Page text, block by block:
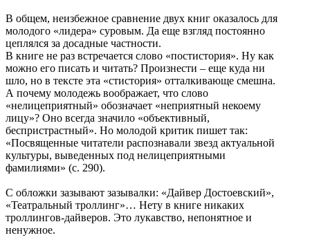
В общем, неизбежное сравнение двух книг оказалось для
молодого «лидера» суровым. Да еще взгляд постоянно
цеплялся за досадные частности.
В книге не раз встречается слово «постистория». Ну как
можно его писать и читать? Произнести – еще куда ни
шло, но в тексте эта «стистория» отталкивающе смешна.
А почему молодежь воображает, что слово
«нелицеприятный» обозначает «неприятный некоему
лицу»? Оно всегда значило «объективный,
беспристрастный». Но молодой критик пишет так:
«Посвященные читатели распознавали звезд актуальной
культуры, выведенных под нелицеприятными
фамилиями» (с. 290).
С обложки зазывают зазывалки: «Дайвер Достоевский»,
«Театральный троллинг»… Нету в книге никаких
троллингов-дайверов. Это лукавство, непонятное и
ненужное.